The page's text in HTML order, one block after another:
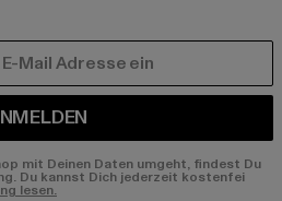
mit Deinen Daten umgeht, findest Du
Du kannst Dich jederzeit kostenfei
lesen.